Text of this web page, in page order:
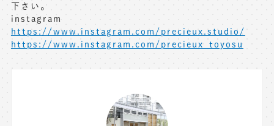
下さい。
instagram
https://www.instagram.com/precieux.studio/
https://www.instagram.com/precieux_toyosu